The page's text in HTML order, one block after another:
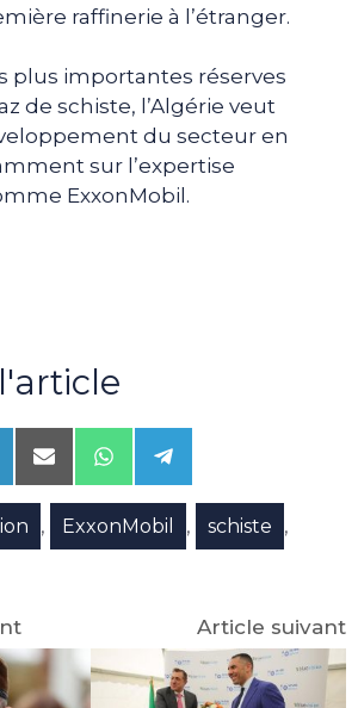
raffinerie à l’étranger.
plus importantes réserves
de schiste, l’Algérie veut
du secteur en
sur l’expertise
ExxonMobil.
Share
on
Email
Share
on
WhatsApp
Share
on
Telegram
, ExxonMobil , schiste ,
Article suivant